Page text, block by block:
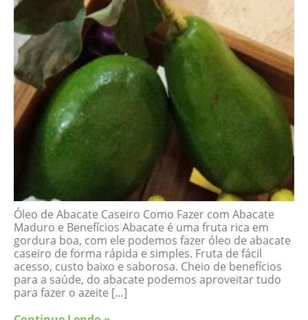
Óleo de Abacate Caseiro Como Fazer com Abacate
Maduro e Benefícios Abacate é uma fruta rica em
gordura boa, com ele podemos fazer óleo de abacate
caseiro de forma rápida e simples. Fruta de fácil
acesso, custo baixo e saborosa. Cheio de benefícios
para a saúde, do abacate podemos aproveitar tudo
para fazer o azeite […]